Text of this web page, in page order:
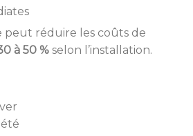
réduire les coûts de
à 50 % selon l’installation.